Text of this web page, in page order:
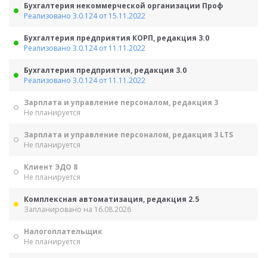
Бухгалтерия некоммерческой организации Проф
Реализовано 3.0.124 от 15.11.2022
Бухгалтерия предприятия КОРП, редакция 3.0
Реализовано 3.0.124 от 11.11.2022
Бухгалтерия предприятия, редакция 3.0
Реализовано 3.0.124 от 11.11.2022
Зарплата и управление персоналом, редакция 3
Не планируется
Зарплата и управление персоналом, редакция 3 LTS
Не планируется
Клиент ЭДО 8
Не планируется
Комплексная автоматизация, редакция 2.5
Запланировано на 16.08.2026
Налогоплательщик
Не планируется